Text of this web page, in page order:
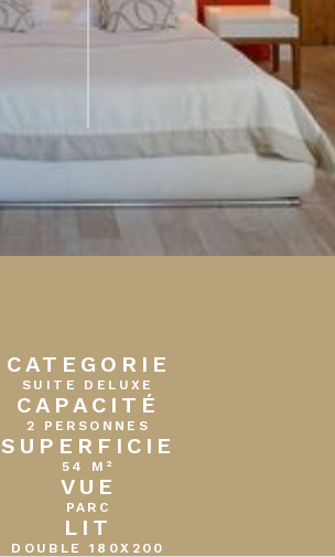
CATEGORIE
SUITE DELUXE
CAPACITÉ
2 PERSONNES
SUPERFICIE
54 M²
VUE
PARC
LIT
DOUBLE 180X200